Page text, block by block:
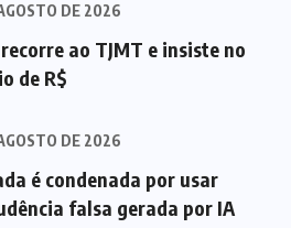
DE 2026
ao TJMT e insiste no
de R$
DE 2026
é condenada por usar
falsa gerada por IA